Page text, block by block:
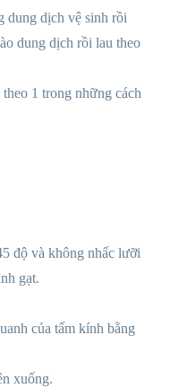
dung dịch vệ sinh rồi
dung dịch rồi lau theo
1 trong những cách
độ và không nhấc lưỡi
gạt.
của tấm kính bằng
xuống.